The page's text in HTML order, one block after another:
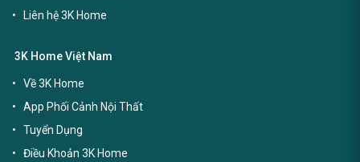
Liên hệ 3K Home
3K Home Việt Nam
Về 3K Home
App Phối Cảnh Nội Thất
Tuyển Dụng
Điều Khoản 3K Home